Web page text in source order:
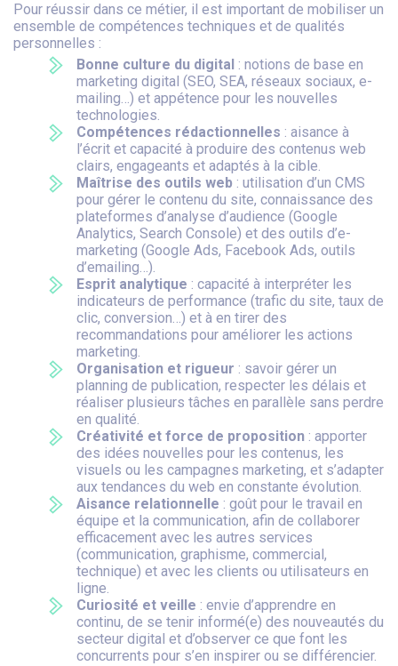
Pour réussir dans ce métier, il est important de mobiliser un
ensemble de compétences techniques et de qualités
personnelles :
Bonne culture du digital : notions de base en
marketing digital (SEO, SEA, réseaux sociaux, e-
mailing…) et appétence pour les nouvelles
technologies.
Compétences rédactionnelles : aisance à
l’écrit et capacité à produire des contenus web
clairs, engageants et adaptés à la cible.
Maîtrise des outils web : utilisation d’un CMS
pour gérer le contenu du site, connaissance des
plateformes d’analyse d’audience (Google
Analytics, Search Console) et des outils d’e-
marketing (Google Ads, Facebook Ads, outils
d’emailing…).
Esprit analytique : capacité à interpréter les
indicateurs de performance (trafic du site, taux de
clic, conversion…) et à en tirer des
recommandations pour améliorer les actions
marketing.
Organisation et rigueur : savoir gérer un
planning de publication, respecter les délais et
réaliser plusieurs tâches en parallèle sans perdre
en qualité.
Créativité et force de proposition : apporter
des idées nouvelles pour les contenus, les
visuels ou les campagnes marketing, et s’adapter
aux tendances du web en constante évolution.
Aisance relationnelle : goût pour le travail en
équipe et la communication, afin de collaborer
efficacement avec les autres services
(communication, graphisme, commercial,
technique) et avec les clients ou utilisateurs en
ligne.
Curiosité et veille : envie d’apprendre en
continu, de se tenir informé(e) des nouveautés du
secteur digital et d’observer ce que font les
concurrents pour s’en inspirer ou se différencier.